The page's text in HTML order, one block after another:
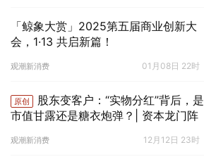
「鲸象大赏」2025第五届商业创新大
会，1·13 共启新篇！
观潮新消费 01月08日 22时
原创
股东变客户：“实物分红”背后，是
市值甘露还是糖衣炮弹？| 资本龙门阵
观潮新消费 12月12日 23时